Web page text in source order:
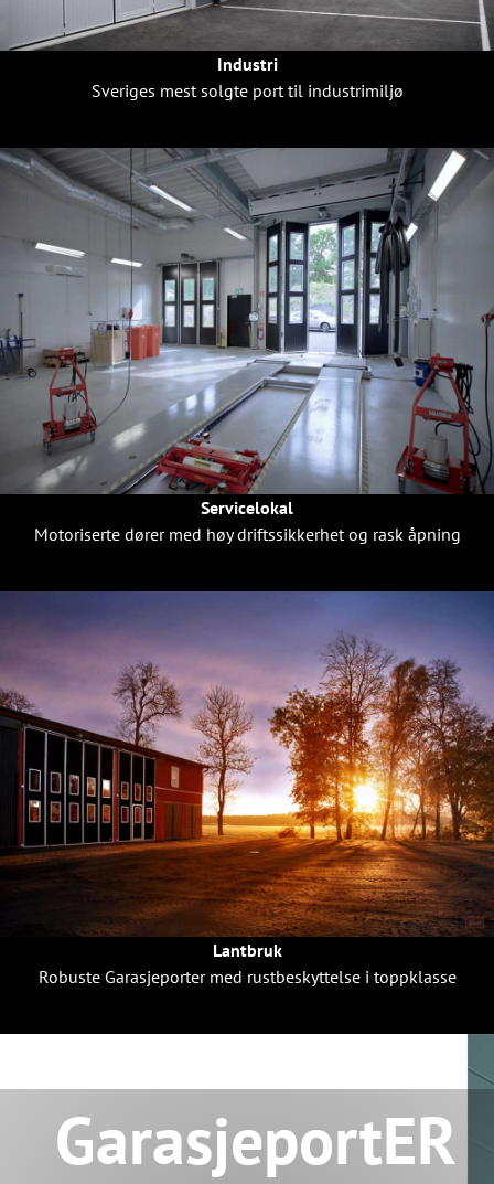
Industri
Sveriges mest solgte port til industrimiljø
Servicelokal
Motoriserte dører med høy driftssikkerhet og rask åpning
Lantbruk
Robuste Garasjeporter med rustbeskyttelse i toppklasse
GarasjeportER